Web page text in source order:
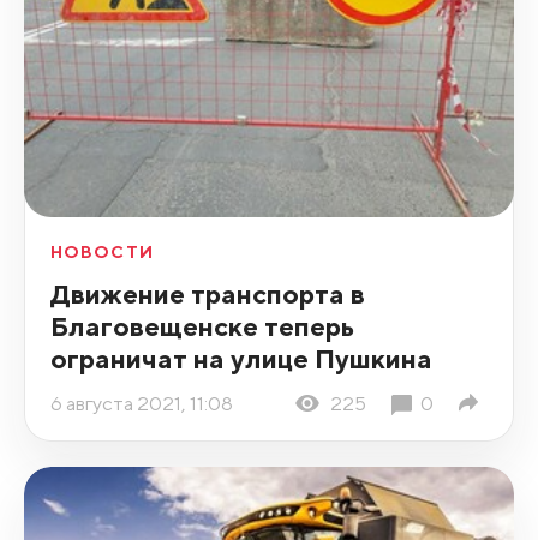
НОВОСТИ
Движение транспорта в
Благовещенске теперь
ограничат на улице Пушкина
6 августа 2021, 11:08 225 0